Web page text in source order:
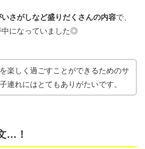
さがしなど盛りだくさんの内容で、
中になっていました◎
楽しく過ごすことができるためのサ
連れにはとてもありがたいです。
…！